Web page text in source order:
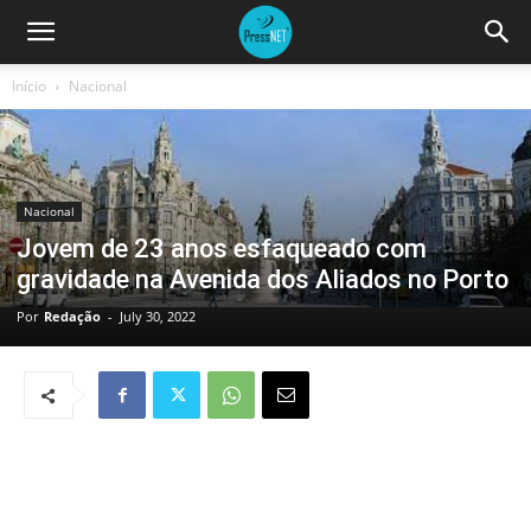
Início Nacional
Nacional
Jovem de 23 anos esfaqueado com
gravidade na Avenida dos Aliados no Porto
Por Redação - July 30, 2022